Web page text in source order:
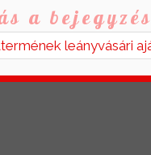
a
leányvásári